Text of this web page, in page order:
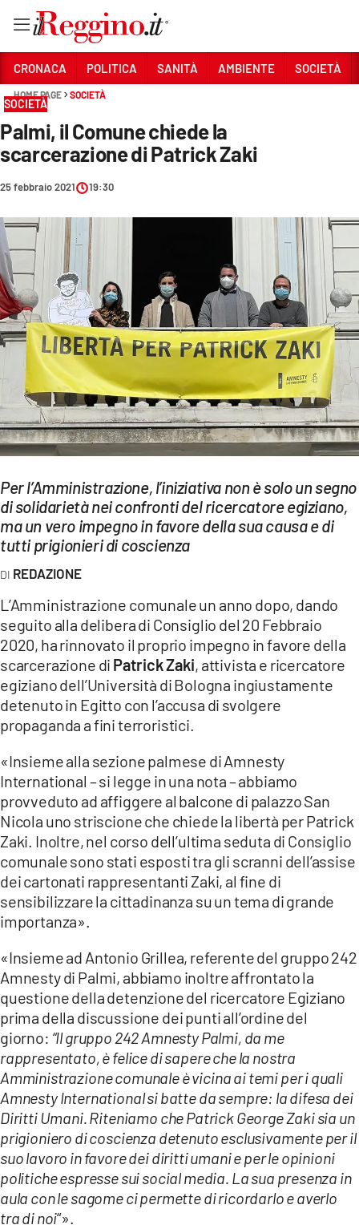
Sezioni
CRONACA
AMBIENTE
SOCIETÀ
CULTURA
ECONOMIA E LAVORO
EVENTI
SPORT
Streaming
LAC TV
LAC NETWORK
LAC ONAIR
LaC
Network
LACPLAY.IT
LACTV.IT
LACONAIR.IT
ILREGGINO.IT
COSENZACHANNEL.IT
ILVIBONESE.IT
CATANZAROCHANNEL.IT
LACAPITALENEWS.IT
App
ANDROID
APPLE
CRONACA POLITICA SANITÀ AMBIENTE SOCIETÀ
HOME PAGE SOCIETÀ
SOCIETÀ
Palmi, il Comune chiede la
scarcerazione di Patrick Zaki
25 febbraio 2021 19:30
Per l’Amministrazione, l’iniziativa non è solo un segno
di solidarietà nei confronti del ricercatore egiziano,
ma un vero impegno in favore della sua causa e di
tutti prigionieri di coscienza
REDAZIONE
L’Amministrazione comunale un anno dopo, dando
seguito alla delibera di Consiglio del 20 Febbraio
2020, ha rinnovato il proprio impegno in favore della
scarcerazione di Patrick Zaki, attivista e ricercatore
egiziano dell’Università di Bologna ingiustamente
detenuto in Egitto con l’accusa di svolgere
propaganda a fini terroristici.
«Insieme alla sezione palmese di Amnesty
International – si legge in una nota – abbiamo
provveduto ad affiggere al balcone di palazzo San
Nicola uno striscione che chiede la libertà per Patrick
Zaki. Inoltre, nel corso dell’ultima seduta di Consiglio
comunale sono stati esposti tra gli scranni dell’assise
dei cartonati rappresentanti Zaki, al fine di
sensibilizzare la cittadinanza su un tema di grande
importanza».
«Insieme ad Antonio Grillea, referente del gruppo 242
Amnesty di Palmi, abbiamo inoltre affrontato la
questione della detenzione del ricercatore Egiziano
prima della discussione dei punti all’ordine del
giorno: “Il gruppo 242 Amnesty Palmi, da me
rappresentato, è felice di sapere che la nostra
Amministrazione comunale è vicina ai temi per i quali
Amnesty International si batte da sempre: la difesa dei
Diritti Umani. Riteniamo che Patrick George Zaki sia un
prigioniero di coscienza detenuto esclusivamente per il
suo lavoro in favore dei diritti umani e per le opinioni
politiche espresse sui social media. La sua presenza in
aula con le sagome ci permette di ricordarlo e averlo
tra di noi“».